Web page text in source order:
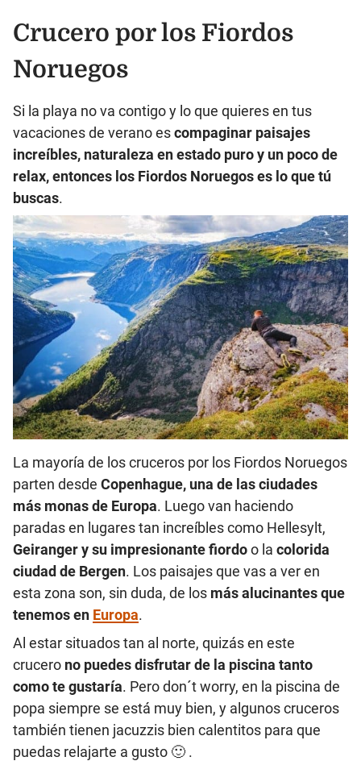
Crucero por los Fiordos
Noruegos
Si la playa no va contigo y lo que quieres en tus
vacaciones de verano escompaginar paisajes
increíbles, naturaleza en estado puro y un poco de
relax, entonces los Fiordos Noruegos es lo que tú
buscas.
La mayoría de los cruceros por los Fiordos Noruegos
parten desde Copenhague, una de las ciudades
más monas de Europa. Luego van haciendo
paradas en lugares tan increíbles como Hellesylt,
Geiranger y su impresionante fiordoo la colorida
ciudad de Bergen. Los paisajes que vas a ver en
esta zona son, sin duda, de los más alucinantes que
tenemos en Europa.
Al estar situados tan al norte, quizás en este
crucero no puedes disfrutar de la piscina tanto
como te gustaría. Pero don´t worry, en la piscina de
popa siempre se está muy bien, y algunos cruceros
también tienen jacuzzis bien calentitos para que
puedas relajarte a gusto 🙂 .